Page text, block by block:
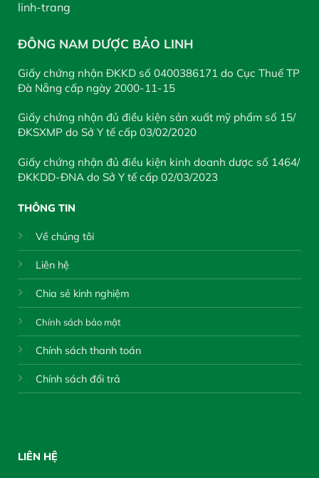
ĐÔNG NAM DƯỢC BẢO LINH
Giấy chứng nhận ĐKKD số 0400386171 do Cục Thuế TP
Đà Nẵng cấp ngày 2000-11-15
Giấy chứng nhận đủ điều kiện sản xuất mỹ phẩm số 15/
ĐKSXMP do Sở Y tế cấp 03/02/2020
Giấy chứng nhận đủ điều kiện kinh doanh dược số 1464/
ĐKKDD-ĐNA do Sở Y tế cấp 02/03/2023
THÔNG TIN
Về chúng tôi
Liên hệ
Chia sẻ kinh nghiệm
Chính sách bảo mật
Chính sách thanh toán
Chính sách đổi trả
LIÊN HỆ